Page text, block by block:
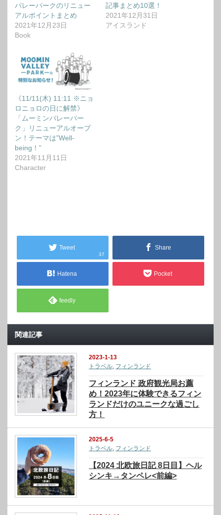
バレーパークのリニュー
アルポイントまとめ
2021年12月23日
Book
記事まとめ10選！
2021年12月31日
アイスランド
《11/11(木) 11:11 ※ニョ
ロニョロの日に解禁》
「ムーミンバレーパー
ク」リニューアルオープ
ン！テーマは”Well-
being！”
2021年11月11日
Character
Tweet
37
Share
Hatena Pocket
feedly
関連記事
2023-1-13
トラベル, フィンランド
フィンランド 政府観光局お薦
め！2023年に体験できるフィン
ランドだけのユニークな過ごし
方！
2025-6-5
トラベル, フィンランド
【2024 北欧旅日記 8日目】ヘル
シンキ→タンペレ<前編>